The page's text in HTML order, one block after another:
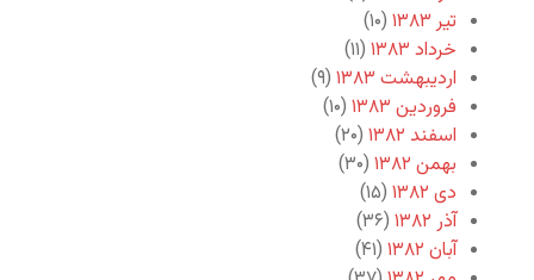
تیر ۱۳۸۳
(۱۰)
خرداد ۱۳۸۳
(۱۱)
اردیبهشت ۱۳۸۳
(۹)
فروردین ۱۳۸۳
(۱۰)
اسفند ۱۳۸۲
(۲۰)
بهمن ۱۳۸۲
(۳۰)
دی ۱۳۸۲
(۱۵)
آذر ۱۳۸۲
(۳۶)
آبان ۱۳۸۲
(۴۱)